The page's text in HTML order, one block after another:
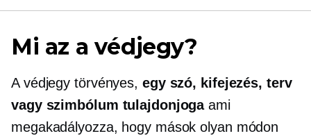
Mi az a védjegy?
A védjegy törvényes, egy szó, kifejezés, terv
vagy szimbólum tulajdonjogaami
megakadályozza, hogy mások olyan módon